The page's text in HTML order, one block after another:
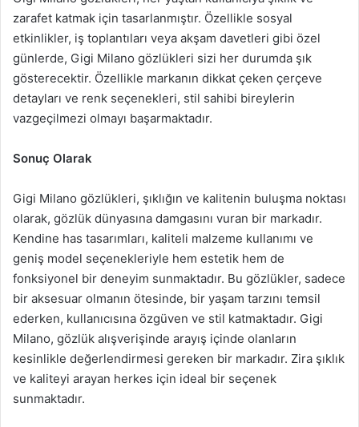
zarafet katmak için tasarlanmıştır. Özellikle sosyal
etkinlikler, iş toplantıları veya akşam davetleri gibi özel
günlerde, Gigi Milano gözlükleri sizi her durumda şık
gösterecektir. Özellikle markanın dikkat çeken çerçeve
detayları ve renk seçenekleri, stil sahibi bireylerin
vazgeçilmezi olmayı başarmaktadır.
Sonuç Olarak
Gigi Milano gözlükleri, şıklığın ve kalitenin buluşma noktası
olarak, gözlük dünyasına damgasını vuran bir markadır.
Kendine has tasarımları, kaliteli malzeme kullanımı ve
geniş model seçenekleriyle hem estetik hem de
fonksiyonel bir deneyim sunmaktadır. Bu gözlükler, sadece
bir aksesuar olmanın ötesinde, bir yaşam tarzını temsil
ederken, kullanıcısına özgüven ve stil katmaktadır. Gigi
Milano, gözlük alışverişinde arayış içinde olanların
kesinlikle değerlendirmesi gereken bir markadır. Zira şıklık
ve kaliteyi arayan herkes için ideal bir seçenek
sunmaktadır.